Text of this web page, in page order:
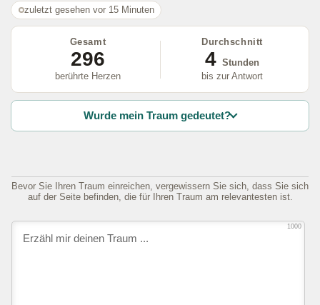
zuletzt gesehen vor 15 Minuten
Gesamt
296
berührte Herzen
Durchschnitt
4 Stunden
bis zur Antwort
Wurde mein Traum gedeutet?
Bevor Sie Ihren Traum einreichen, vergewissern Sie sich, dass Sie sich
auf der Seite befinden, die für Ihren Traum am relevantesten ist.
1000